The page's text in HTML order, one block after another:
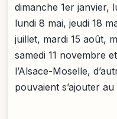
dimanche 1er janvier,
lundi 8 mai, jeudi 18
juillet, mardi 15 août,
samedi 11 novembre
l’Alsace-Moselle,
pouvaient s’ajouter